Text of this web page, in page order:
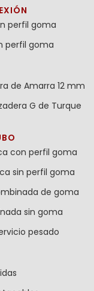
perfil goma
perfil goma
de Amarra 12 mm
G de Turque
con perfil goma
sin perfil goma
de goma
sin goma
pesado